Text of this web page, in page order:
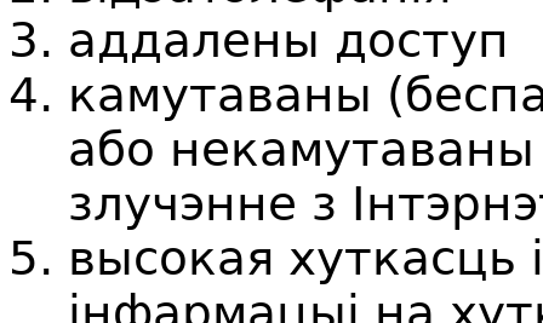
аддалены доступ
камутаваны
або
злучэнне з
высокая хуткасць